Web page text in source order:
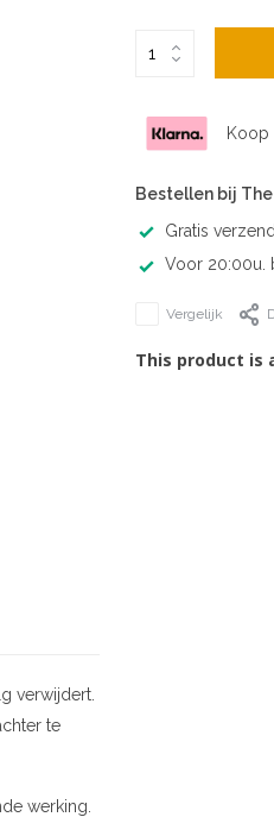
verwijdert.
te
werking.
Koop
Bestellen bij
Gratis
Voor 20:00u.
Vergelijk
This product is